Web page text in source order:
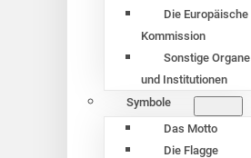
Die Europäische
Kommission
Sonstige Organe
und Institutionen
Symbole
Das Motto
Die Flagge